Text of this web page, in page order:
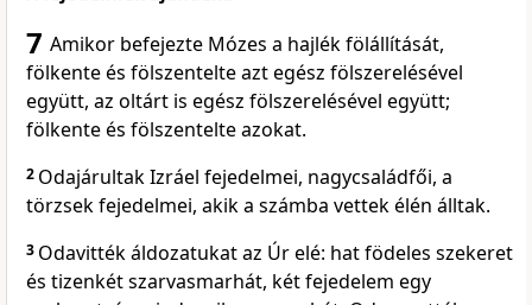
7 Amikor befejezte Mózes a hajlék fölállítását,
fölkente és fölszentelte azt egész fölszerelésével
együtt, az oltárt is egész fölszerelésével együtt;
fölkente és fölszentelte azokat.
2 Odajárultak Izráel fejedelmei, nagycsaládfői, a
törzsek fejedelmei, akik a számba vettek élén álltak.
3 Odavitték áldozatukat az Úr elé: hat födeles szekeret
és tizenkét szarvasmarhát, két fejedelem egy